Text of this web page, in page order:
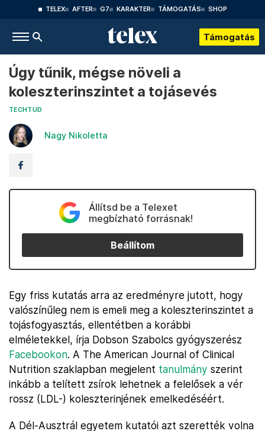
TELEX AFTER G7 KARAKTER TÁMOGATÁS SHOP
Támogatás
Úgy tűnik, mégse növeli a
koleszterinszintet a tojásevés
TECHTUD
Nagy Nikoletta
Állítsd be a Telexet
megbízható forrásnak!
Beállítom
Egy friss kutatás arra az eredményre jutott, hogy
valószínűleg nem is emeli meg a koleszterinszintet a
tojásfogyasztás, ellentétben a korábbi
elméletekkel, írja Dobson Szabolcs gyógyszerész
Facebookon. A The American Journal of Clinical
Nutrition szaklapban megjelent tanulmány szerint
inkább a telített zsírok lehetnek a felelősek a vér
rossz (LDL-) koleszterinjének emelkedéséért.
A Dél-Ausztrál egyetem kutatói azt szerették volna